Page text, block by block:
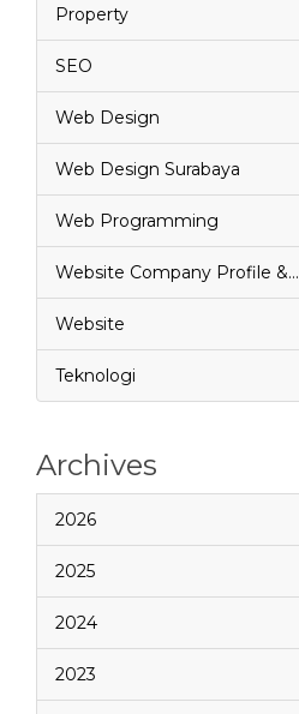
Property
SEO
Web Design
Web Design Surabaya
Web Programming
Website Company Profile &…
Website
Teknologi
Archives
2026
2025
2024
2023